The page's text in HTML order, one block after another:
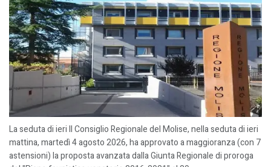
La seduta di ieri Il Consiglio Regionale del Molise, nella seduta di ieri
mattina, martedì 4 agosto 2026, ha approvato a maggioranza (con 7
astensioni) la proposta avanzata dalla Giunta Regionale di proroga